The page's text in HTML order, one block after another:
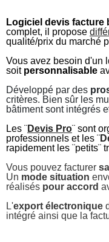
Logiciel devis facture
complet, il propose
qualité/prix du marché
Vous avez besoin d'un
soitpersonnalisable
Développé par des
critères. Bien sûr les
bâtiment sont intégrés
Les ¨Devis Pro¨ sont
professionnels et les ¨
rapidement les ¨petits¨
Vous pouvez facturer
Un mode situation
réalisés pour accord
L'export électronique
intégré ainsi que la